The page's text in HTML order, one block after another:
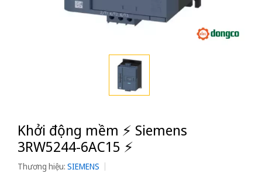
Khởi động mềm ⚡️ Siemens
3RW5244-6AC15 ⚡️
Thương hiệu: SIEMENS